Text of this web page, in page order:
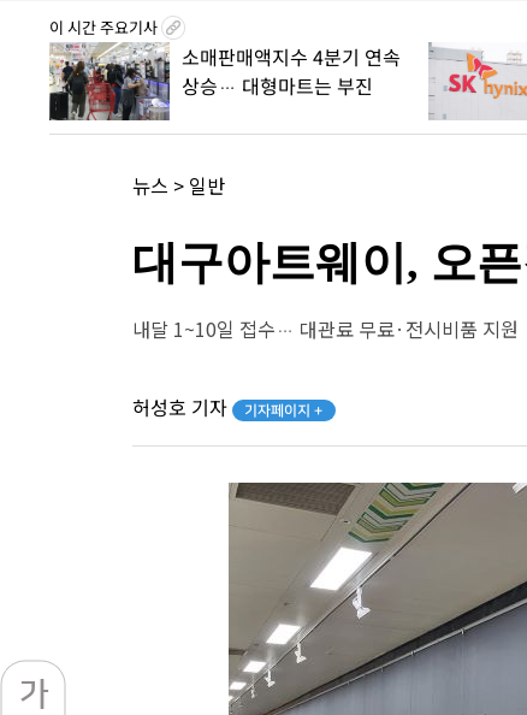
이 시간 주요기사
소매판매액지수 4분기 연속
상승… 대형마트는 부진
뉴스 > 일반
대구아트웨이, 오
내달 1~10일 접수… 대관료 무료·전시비품 지원
허성호 기자 기자페이지 +